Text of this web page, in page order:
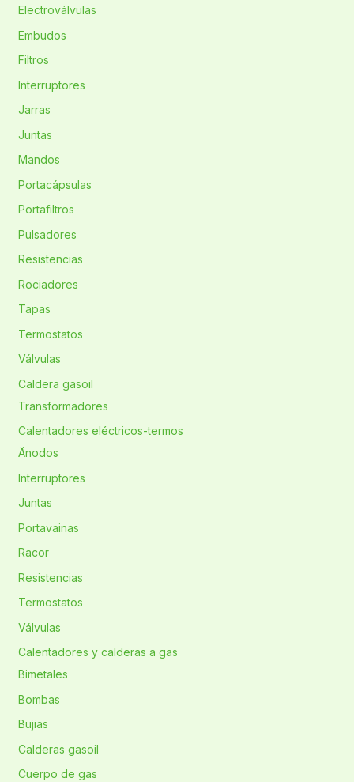
Electroválvulas
Embudos
Filtros
Interruptores
Jarras
Juntas
Mandos
Portacápsulas
Portafiltros
Pulsadores
Resistencias
Rociadores
Tapas
Termostatos
Válvulas
Caldera gasoil
Transformadores
Calentadores eléctricos-termos
Änodos
Interruptores
Juntas
Portavainas
Racor
Resistencias
Termostatos
Válvulas
Calentadores y calderas a gas
Bimetales
Bombas
Bujias
Calderas gasoil
Cuerpo de gas